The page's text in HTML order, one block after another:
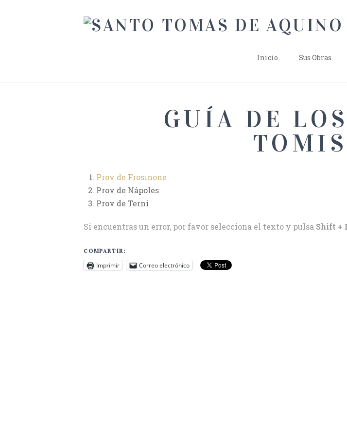
Inicio Sus Obras
GUÍA DE
Prov de Frosinone
Prov de Nápoles
Prov de Terni
Si encuentras un error, por favor selecciona el texto y pulsa Shift +
COMPARTIR:
Imprimir Correo electrónico